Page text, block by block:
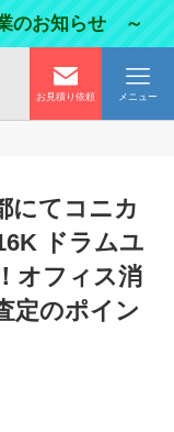
のお知らせ ～
お見積り依頼 メニュー
にてコニカ
ドラムユ
オフィス消
定のポイン